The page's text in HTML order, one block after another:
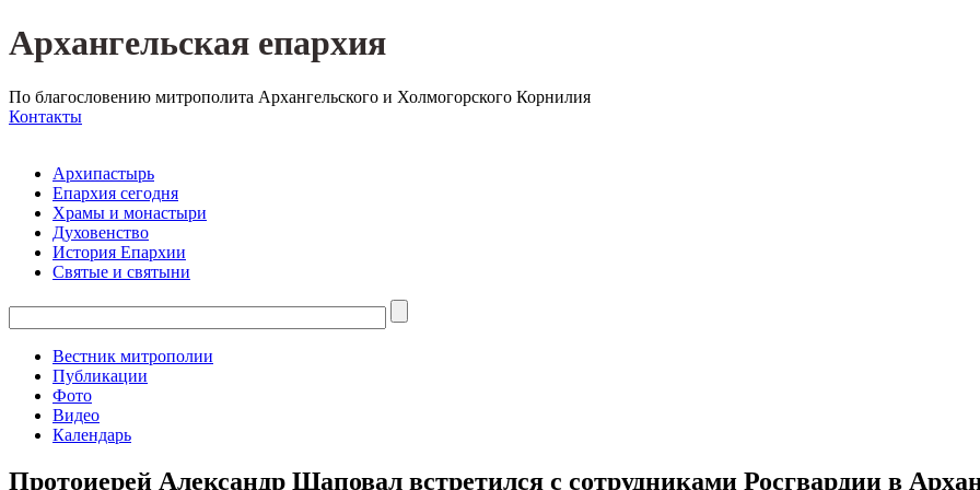
Архангельская епархия
По благословению митрополита Архангельского и Холмогорского Корнилия
Контакты
Архипастырь
Епархия сегодня
Храмы и монастыри
Духовенство
История Епархии
Святые и святыни
Вестник митрополии
Публикации
Фото
Видео
Календарь
Протоиерей Александр Шаповал встретился с сотрудниками Росгвардии в